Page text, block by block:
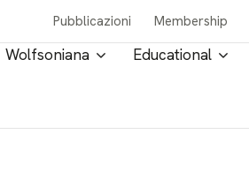
Pubblicazioni Membership
Wolfsoniana Educational